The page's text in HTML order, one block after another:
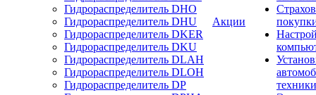
Гидрораспределитель DHO
Гидрораспределитель DHU
Гидрораспределитель DKER
Гидрораспределитель DKU
Гидрораспределитель DLAH
Гидрораспределитель DLOH
Гидрораспределитель DP
Акции
техники